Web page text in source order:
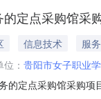
定点采购馆采
信息技术
服务
： 贵阳市女子职业
的定点采购馆采购